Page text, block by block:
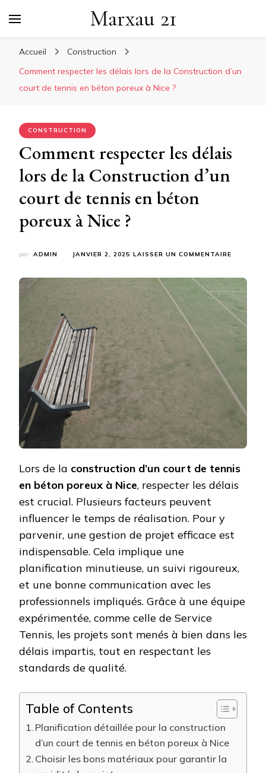
Marxau 21
Accueil
Construction
Comment respecter les délais lors de la Construction d’un
court de tennis en béton poreux à Nice ?
CONSTRUCTION
Comment respecter les délais
lors de la Construction d’un
court de tennis en béton
poreux à Nice ?
par ADMIN JANVIER 2, 2025 LAISSER UN COMMENTAIRE
DÉLAIS
LORS
DE
LA
EN
BÉTON
POREUX
Lors de la construction d’un court de tennis
en béton poreux à Nice, respecter les délais
est crucial. Plusieurs facteurs peuvent
influencer le temps de réalisation. Pour y
parvenir, une gestion de projet efficace est
indispensable. Cela implique une
planification minutieuse, un suivi rigoureux,
et une bonne communication avec les
professionnels impliqués. Grâce à une équipe
expérimentée, comme celle de Service
Tennis, les projets sont menés à bien dans les
délais impartis, tout en respectant les
standards de qualité.
Table of Contents
Planification détaillée pour la construction
d’un court de tennis en béton poreux à Nice
Choisir les bons matériaux pour garantir la